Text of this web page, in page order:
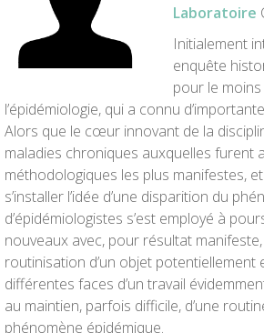
Laboratoire
Initialement
enquête
pour le
l’épidémiologie, qui a connu
Alors que le cœur innovant de la
maladies chroniques auxquelles furent
méthodologiques les plus manifestes,
s’installer l’idée d’une disparition du
d’épidémiologistes s’est employé à
nouveaux avec, pour résultat
routinisation d’un objet
différentes faces d’un travail
au maintien, parfois difficile, d’une
phénomène épidémique.